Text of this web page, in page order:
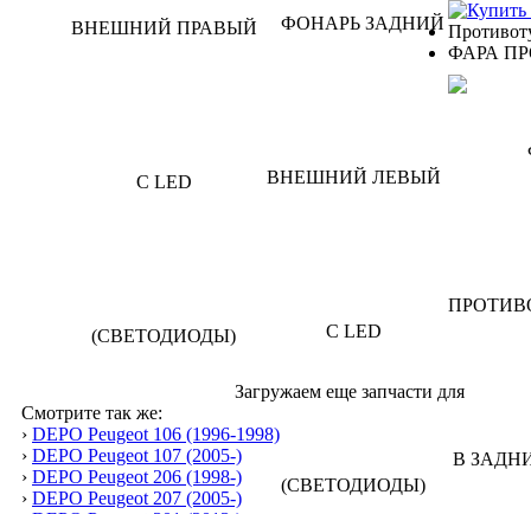
ФАРА
Загружаем еще запчасти для
Смотрите так же:
› DEPO Peugeot 106 (1996-1998)
› DEPO Peugeot 107 (2005-)
› DEPO Peugeot 206 (1998-)
› DEPO Peugeot 207 (2005-)